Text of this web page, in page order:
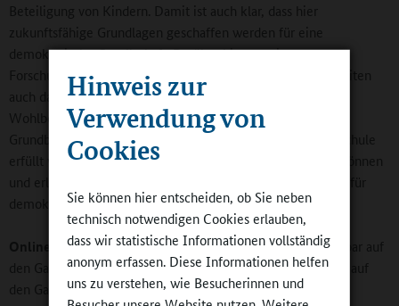
Hinweis zur
Verwendung von
Cookies
Sie können hier entscheiden, ob Sie neben
technisch notwendigen Cookies erlauben,
dass wir statistische Informationen vollständig
anonym erfassen. Diese Informationen helfen
uns zu verstehen, wie Besucherinnen und
Beteiligung von Kindern. Damit ist auch klar, dass hier
zukunftsfähige Grundlagen geschaffen werden für eine
demokratische Gesellschaft. Darüber hinaus zeigen
Forschungsergebnisse, dass neben demokratischen Fähigkeiten
auch das Selbstwertgefühl, die Motivation sowie das
Wohlbefinden gesteigert werden können, wenn dieses
Grundbedürfnis nach Eingebundenheit in die Klasse oder Schule
erfüllt wird. Die Kinder erfahren, dass sie etwas bewirken können
und erlernen dabei auch das notwendige „Handwerkszeug“ für
demokratisches Denken und Handeln.
Online-Redaktion:Ihre Studie bezieht sich nicht unmittelbar auf
den Ganztag. Welche Ergebnisse lassen sich aus Ihrer Sicht auf
den Ganztag übertragen?